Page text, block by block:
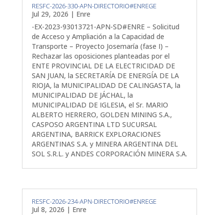
RESFC-2026-330-APN-DIRECTORIO#ENREGE
Jul 29, 2026 | Enre
-EX-2023-93013721-APN-SD#ENRE – Solicitud
de Acceso y Ampliación a la Capacidad de
Transporte – Proyecto Josemaría (fase I) –
Rechazar las oposiciones planteadas por el
ENTE PROVINCIAL DE LA ELECTRICIDAD DE
SAN JUAN, la SECRETARÍA DE ENERGÍA DE LA
RIOJA, la MUNICIPALIDAD DE CALINGASTA, la
MUNICIPALIDAD DE JÁCHAL, la
MUNICIPALIDAD DE IGLESIA, el Sr. MARIO
ALBERTO HERRERO, GOLDEN MINING S.A.,
CASPOSO ARGENTINA LTD SUCURSAL
ARGENTINA, BARRICK EXPLORACIONES
ARGENTINAS S.A. y MINERA ARGENTINA DEL
SOL S.R.L. y ANDES CORPORACIÓN MINERA S.A.
RESFC-2026-234-APN-DIRECTORIO#ENREGE
Jul 8, 2026 | Enre